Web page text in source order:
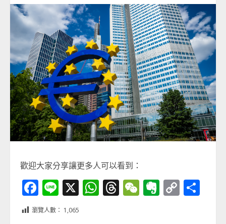
歡迎大家分享讓更多人可以看到：
Facebook
Line
X WhatsApp
Threads
WeChat
Evernote
Copy
瀏覽人數： 1,065